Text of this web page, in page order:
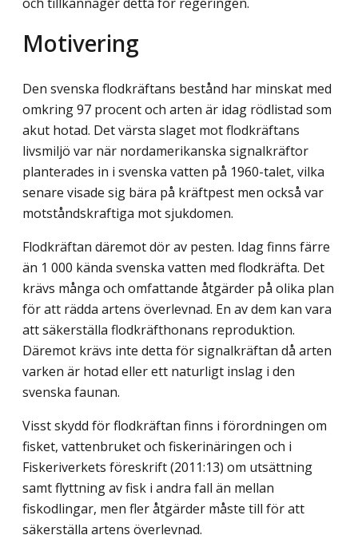
Motivering
Den svenska flodkräftans bestånd har minskat med
omkring 97 procent och arten är idag rödlistad som
akut hotad. Det värsta slaget mot flodkräftans
livsmiljö var när nord­amerikanska signalkräftor
planterades in i svenska vatten på 1960-talet, vilka
senare visade sig bära på kräftpest men också var
motståndskraftiga mot sjukdomen.
Flodkräftan däremot dör av pesten. Idag finns färre
än 1 000 kända svenska vatten med flodkräfta. Det
krävs många och omfattande åtgärder på olika plan
för att rädda artens överlevnad. En av dem kan vara
att säkerställa flodkräfthonans reproduktion.
Däremot krävs inte detta för signalkräftan då arten
varken är hotad eller ett naturligt inslag i den
svenska faunan.
Visst skydd för flodkräftan finns i förordningen om
fisket, vattenbruket och fiskeri­näringen och i
Fiskeriverkets föreskrift (2011:13) om utsättning
samt flyttning av fisk i andra fall än mellan
fiskodlingar, men fler åtgärder måste till för att
säkerställa artens överlevnad.